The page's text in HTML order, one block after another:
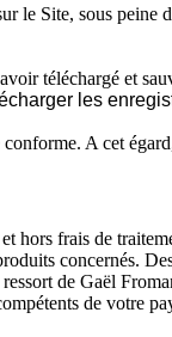
le Site, sous peine
téléchargé et
les
A cet
hors frais de
concernés.
de Gaël
de votre